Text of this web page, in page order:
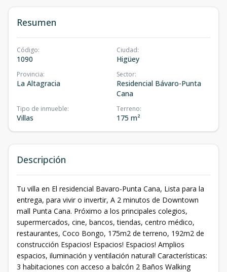
Resumen
Código:
1090
Ciudad:
Higüey
Provincia:
La Altagracia
Sector:
Residencial Bávaro-Punta
Cana
Tipo de inmueble:
Villas
Terreno:
175 m²
Descripción
Tu villa en El residencial Bavaro-Punta Cana, Lista para la
entrega, para vivir o invertir, A 2 minutos de Downtown
mall Punta Cana. Próximo a los principales colegios,
supermercados, cine, bancos, tiendas, centro médico,
restaurantes, Coco Bongo, 175m2 de terreno, 192m2 de
construcción Espacios! Espacios! Espacios! Amplios
espacios, iluminación y ventilación natural! Características:
3 habitaciones con acceso a balcón 2 Baños Walking